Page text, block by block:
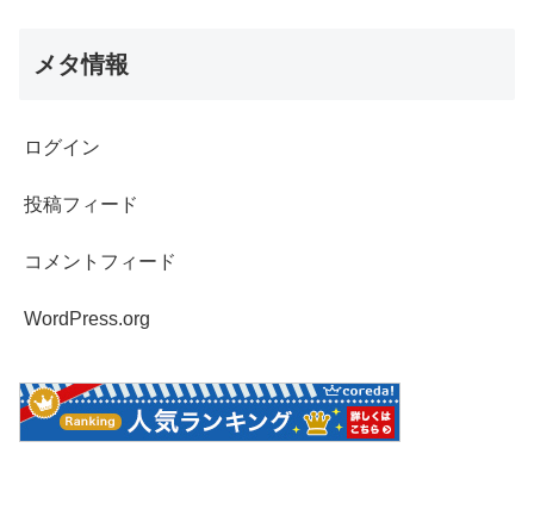
メタ情報
ログイン
投稿フィード
コメントフィード
WordPress.org